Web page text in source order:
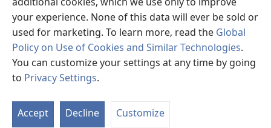
additional cookies, which we use only to improve
your experience. None of this data will ever be sold or
used for marketing. To learn more, read the Global
Policy on Use of Cookies and Similar Technologies.
You can customize your settings at any time by going
to Privacy Settings.
Accept Decline Customize
window)
®
Copyright© 2026 Watch Tower Bible and Tract Society of Pennsylvania.
ਵਰਤੋਂ ਦੀਆਂ ਸ਼ਰਤਾਂ